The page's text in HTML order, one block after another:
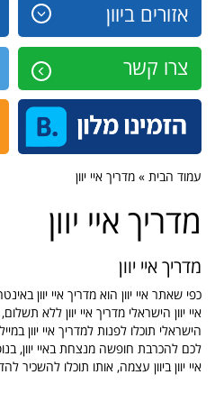
אזורים ביוון
צרו קשר
עמוד הבית » מדריך איי יוון
מדריך איי יוון
מדריך איי יוון
כפי שאתר איי יוון הוא מדריך איי יוון
איי יוון הישראלי מדריך איי יוון ללא
הישראלי תוכלו לפנות למדריך איי יוון
לכם להכרבת חופשה מנצחת באיי יוון,
איי יוון ביוון עצמה, אותו תוכלו להשכיר